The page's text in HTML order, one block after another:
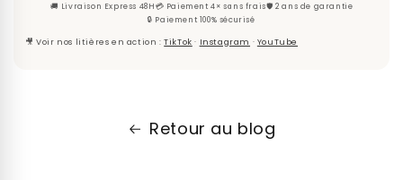
🚚 Livraison Express 48H💳 Paiement 4× sans frais🛡️ 2 ans de garantie
🔒 Paiement 100% sécurisé
🎥 Voir nos litières en action :TikTok · Instagram · YouTube
Retour au blog